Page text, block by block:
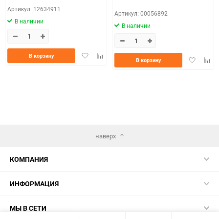
Артикул: 12634911
В наличии
ДобавитьДобавить
В корзину
Артикул: 00056892
В наличии
Добавить
В корзину
наверх
КОМПАНИЯ
ИНФОРМАЦИЯ
МЫ В СЕТИ